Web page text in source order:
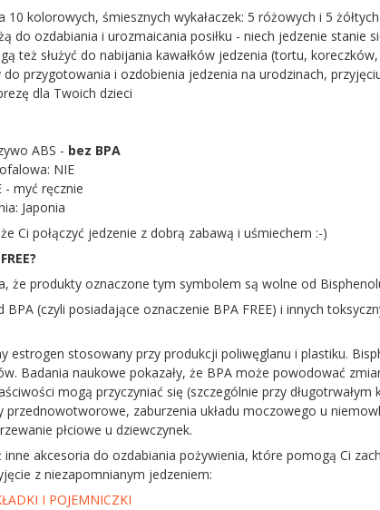
10 kolorowych, śmiesznych wykałaczek: 5 różowych i 5 żółtych
do ozdabiania i urozmaicania posiłku - niech jedzenie stanie
też służyć do nabijania kawałków jedzenia (tortu,
do przygotowania i ozdobienia jedzenia na urodzinach,
dla Twoich dzieci
ABS - bez BPA
NIE
- myć ręcznie
Japonia
Ci połączyć jedzenie z dobrą zabawą i uśmiechem :-)
że produkty oznaczone tym symbolem są wolne od
(czyli posiadające oznaczenie BPA FREE) i innych
estrogen stosowany przy produkcji poliwęglanu i plastiku.
Badania naukowe pokazały, że BPA może powodować
mogą przyczyniać się (szczególnie przy
przednowotworowe, zaburzenia układu moczowego u
płciowe u dziewczynek.
akcesoria do ozdabiania pożywienia, które pomogą Ci
z niezapomnianym jedzeniem:
I POJEMNICZKI